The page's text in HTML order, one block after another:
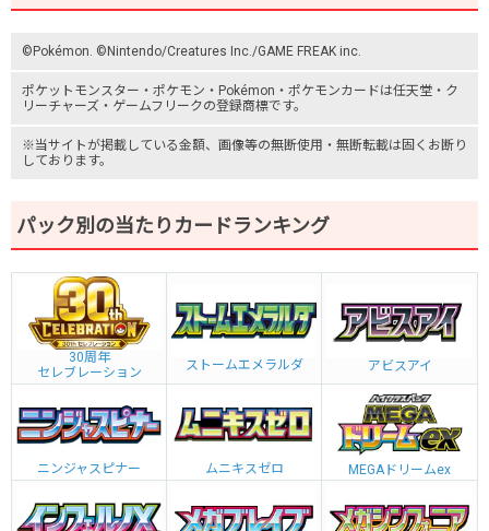
©Pokémon. ©Nintendo/Creatures Inc./GAME FREAK inc.
ポケットモンスター ・ポケモン・Pokémon・ ポケモンカードは任天堂・ ク
リーチャーズ ・ ゲームフリークの登録商標です。
※当サイトが掲載している金額、画像等の無断使用・無断転載は固くお断り
しております。
パック別の当たりカードランキング
30周年
セレブレーション
ストームエメラルダ アビスアイ
ニンジャスピナー ムニキスゼロ MEGAドリームex